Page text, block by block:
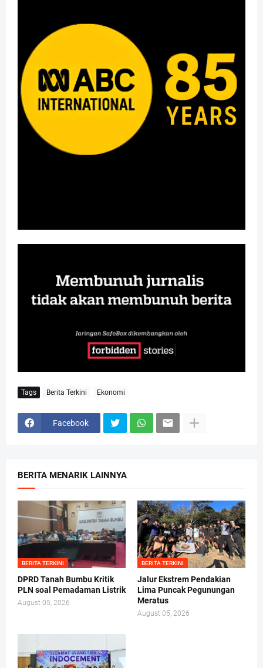
Tags Berita Terkini Ekonomi
Facebook
BERITA MENARIK LAINNYA
BERITA TERKINI
DPRD Tanah Bumbu Kritik
PLN soal Pemadaman Listrik
August 05, 2026
BERITA TERKINI
Jalur Ekstrem Pendakian
Lima Puncak Pegunungan
Meratus
August 05, 2026